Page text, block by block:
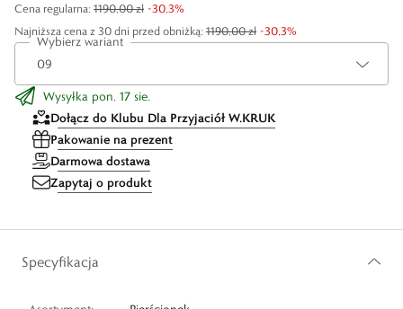
Najniższa cena z 30 dni przed obniżką: 1190,00 zł -30,3%
Cena regularna: 1190,00 zł -30,3%
Wybierz wariant
Wysyłka pon. 17 sie.
Dołącz do Klubu Dla Przyjaciół W.KRUK
Pakowanie na prezent
Darmowa dostawa
Zapytaj o produkt
Specyfikacja